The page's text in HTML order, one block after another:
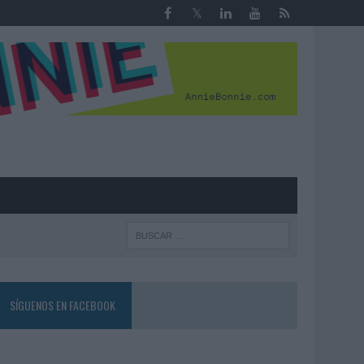
SÍGUENOS EN FACEBOOK